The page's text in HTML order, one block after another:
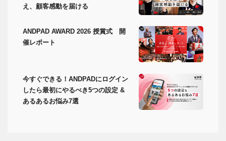
え、顧客感動を届ける
ANDPAD AWARD 2026 授賞式 開
催レポート
今すぐできる！ANDPADにログイン
したら最初にやるべき5つの設定 &
あるあるお悩み7選